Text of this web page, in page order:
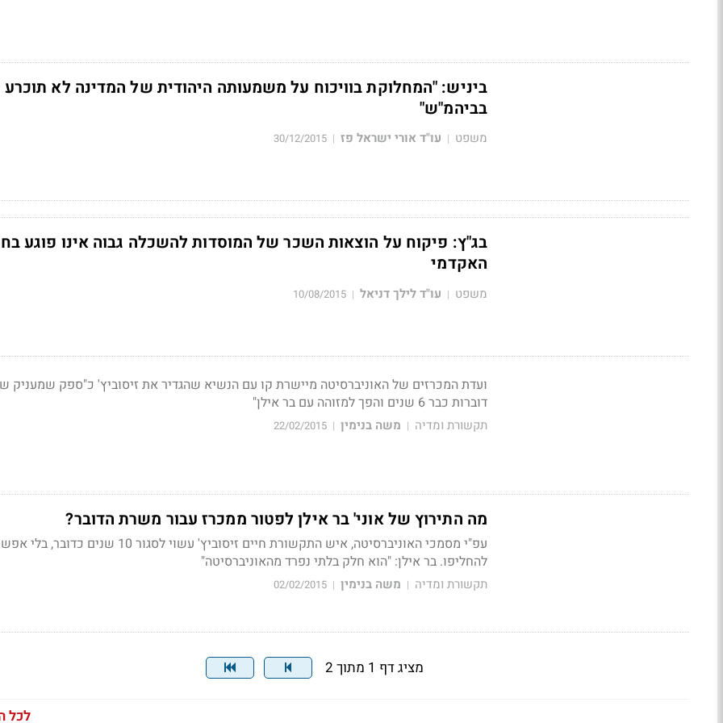
ביניש: "המחלוקת בוויכוח על משמעותה היהודית של המדינה לא תוכרע
בביהמ"ש"
משפט | עו"ד אורי ישראל פז |
30/12/2015
בג"ץ: פיקוח על הוצאות השכר של המוסדות להשכלה גבוה אינו פוגע
האקדמי
משפט | עו"ד לילך דניאל |
10/08/2015
ועדת המכרזים של האוניברסיטה מיישרת קו עם הנשיא שהגדיר את זיסוביץ' כ"ספק שמעניק
דוברות כבר 6 שנים והפך למזוהה עם בר אילן"
תקשורת ומדיה | משה בנימין |
22/02/2015
מה התירוץ של אוני' בר אילן לפטור ממכרז עבור משרת הדובר?
עפ"י מסמכי האוניברסיטה, איש התקשורת חיים זיסוביץ' עשוי לסגור 10 שנים
להחליפו. בר אילן: "הוא חלק בלתי נפרד מהאוניברסיטה"
תקשורת ומדיה | משה בנימין |
02/02/2015
מציג דף 1 מתוך 2
לכל